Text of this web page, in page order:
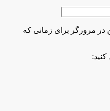
در مرورگر برای زمانی که